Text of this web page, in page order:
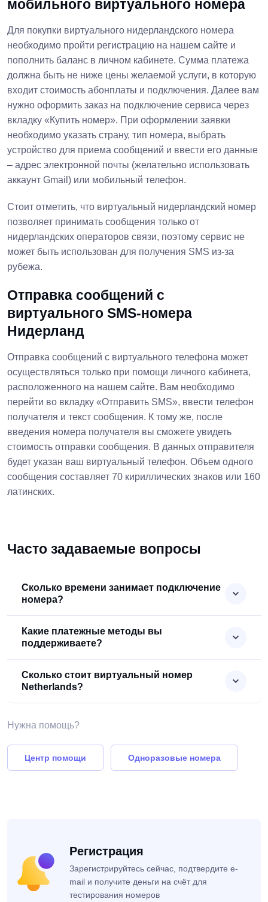
мобильного виртуального номера
Для покупки виртуального нидерландского номера
необходимо пройти регистрацию на нашем сайте и
пополнить баланс в личном кабинете. Сумма платежа
должна быть не ниже цены желаемой услуги, в которую
входит стоимость абонплаты и подключения. Далее вам
нужно оформить заказ на подключение сервиса через
вкладку «Купить номер». При оформлении заявки
необходимо указать страну, тип номера, выбрать
устройство для приема сообщений и ввести его данные
– адрес электронной почты (желательно использовать
аккаунт Gmail) или мобильный телефон.
Стоит отметить, что виртуальный нидерландский номер
позволяет принимать сообщения только от
нидерландских операторов связи, поэтому сервис не
может быть использован для получения SMS из-за
рубежа.
Отправка сообщений с
виртуального SMS-номера
Нидерланд
Отправка сообщений с виртуального телефона может
осуществляться только при помощи личного кабинета,
расположенного на нашем сайте. Вам необходимо
перейти во вкладку «Отправить SMS», ввести телефон
получателя и текст сообщения. К тому же, после
введения номера получателя вы сможете увидеть
стоимость отправки сообщения. В данных отправителя
будет указан ваш виртуальный телефон. Объем одного
сообщения составляет 70 кириллических знаков или 160
латинских.
Часто задаваемые вопросы
Сколько времени занимает подключение
номера?
Какие платежные методы вы
поддерживаете?
Сколько стоит виртуальный номер
Netherlands?
Нужна помощь?
Центр помощи Одноразовые номера
Регистрация
Зарегистрируйтесь сейчас, подтвердите e-
mail и получите деньги на счёт для
тестирования номеров